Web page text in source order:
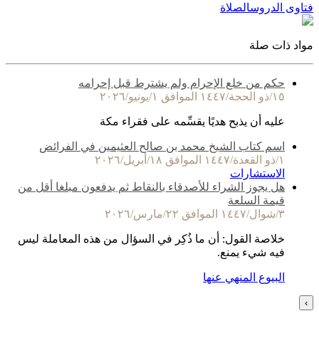
فتاوى الدروسالصلاة
مواد ذات صلة
حكم من خلع الإحرام ولم يشترط قبل إحرامه
١٥/ذو الحجة/١٤٤٧ الموافق ١/يونيو/٢٠٢٦
عليه أن يذبح هديًا يقسِّمه على فقراء مكة
اسم كتاب الشيخ محمد بن صالح العثيمين في الفرائض
١/ذو القعدة/١٤٤٧ الموافق ١٨/أبريل/٢٠٢٦
الاستشارات
هل يجوز الشراء للأصدقاء بالنقاط ثم يدفعون مبلغا أقل من
قيمة السلعة
٣/شوال/١٤٤٧ الموافق ٢٢/مارس/٢٠٢٦
خلاصة القول: أن ما ذُكِر في السؤال من هذه المعاملة ليس
فيه شيء يمنع.
البيوع المنهي عنها
›